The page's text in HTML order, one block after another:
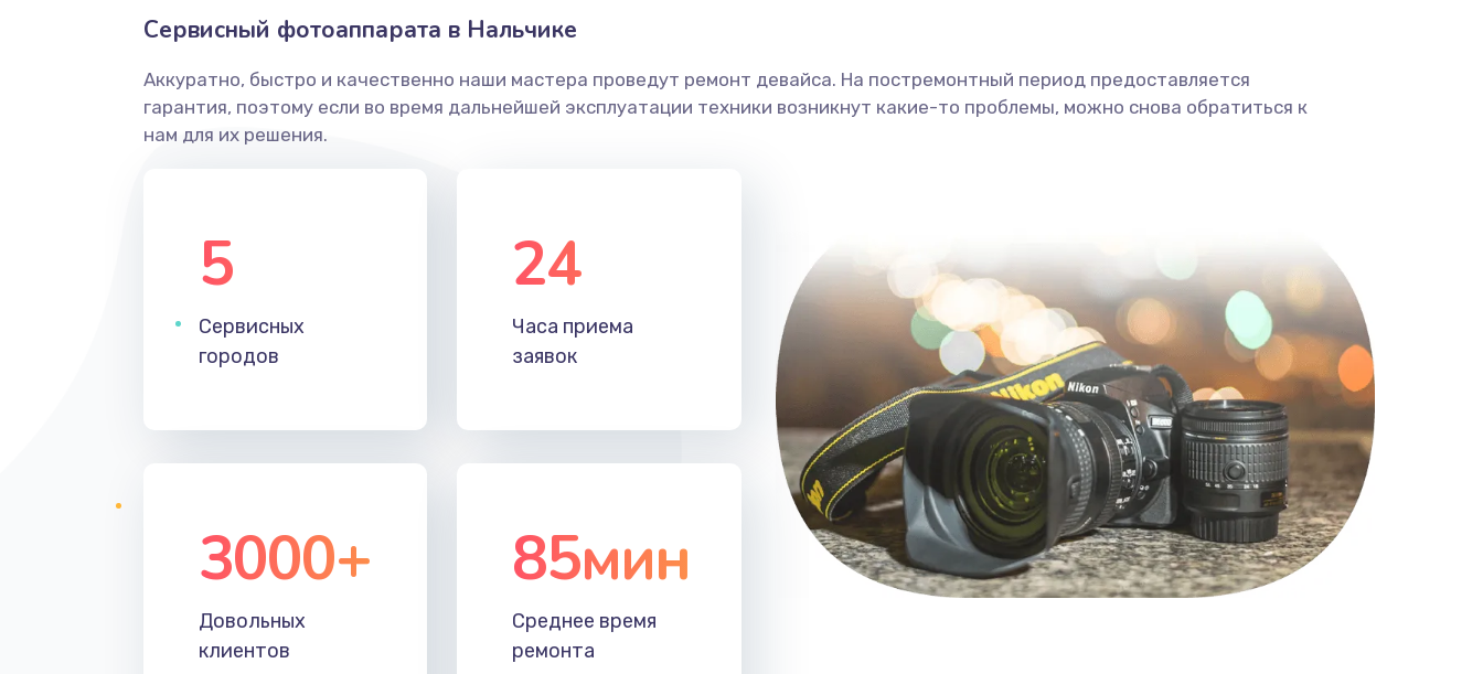
Сервисный фотоаппарата в Нальчике
Аккуратно, быстро и качественно наши мастера проведут ремонт девайса. На постремонтный период предоставляется
гарантия, поэтому если во время дальнейшей эксплуатации техники возникнут какие-то проблемы, можно снова обратиться к
нам для их решения.
5
Сервисных
городов
24
Часа приема
заявок
3000+
Довольных
клиентов
85мин
Среднее время
ремонта